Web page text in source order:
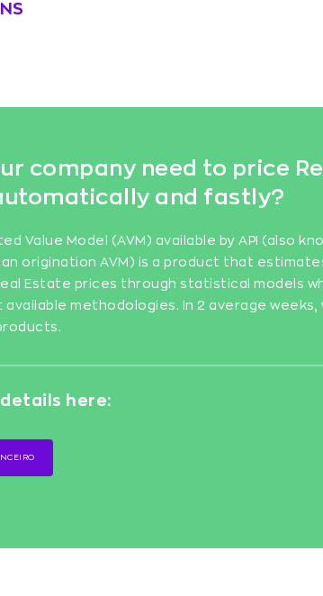
company need to price
and fastly?
Value Model (AVM) available by API (also
origination AVM) is a product that
Estate prices through statistical models
available methodologies. In 2 average weeks,
here: